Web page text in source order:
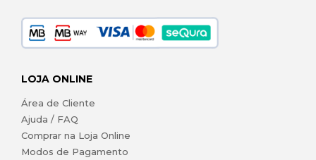
LOJA ONLINE
Área de Cliente
Ajuda / FAQ
Comprar na Loja Online
Modos de Pagamento